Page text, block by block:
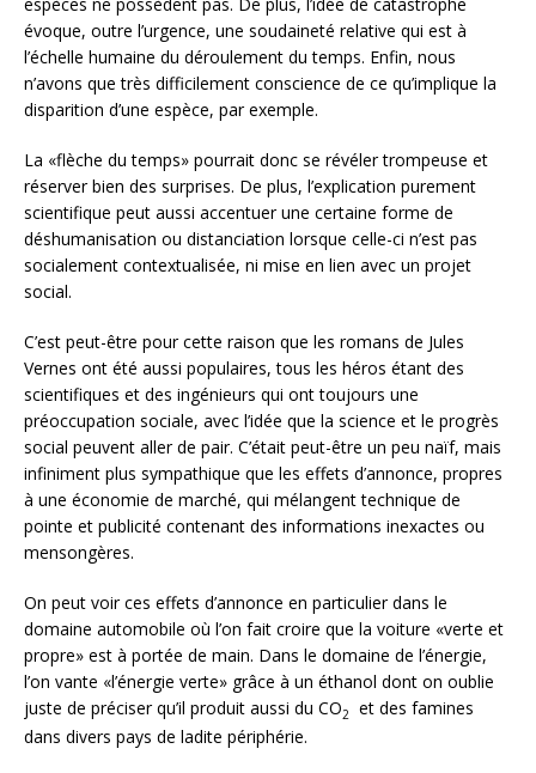
évoque, outre l’urgence, une soudaineté relative qui est à
l’échelle humaine du déroulement du temps. Enfin, nous
n’avons que très difficilement conscience de ce qu’implique la
disparition d’une espèce, par exemple.
La «flèche du temps» pourrait donc se révéler trompeuse et
réserver bien des surprises. De plus, l’explication purement
scientifique peut aussi accentuer une certaine forme de
déshumanisation ou distanciation lorsque celle-ci n’est pas
socialement contextualisée, ni mise en lien avec un projet
social.
C’est peut-être pour cette raison que les romans de Jules
Vernes ont été aussi populaires, tous les héros étant des
scientifiques et des ingénieurs qui ont toujours une
préoccupation sociale, avec l’idée que la science et le progrès
social peuvent aller de pair. C’était peut-être un peu naïf, mais
infiniment plus sympathique que les effets d’annonce, propres
à une économie de marché, qui mélangent technique de
pointe et publicité contenant des informations inexactes ou
mensongères.
On peut voir ces effets d’annonce en particulier dans le
domaine automobile où l’on fait croire que la voiture «verte et
propre» est à portée de main. Dans le domaine de l’énergie,
l’on vante «l’énergie verte» grâce à un éthanol dont on oublie
juste de préciser qu’il produit aussi du CO2
et des famines
dans divers pays de ladite périphérie.